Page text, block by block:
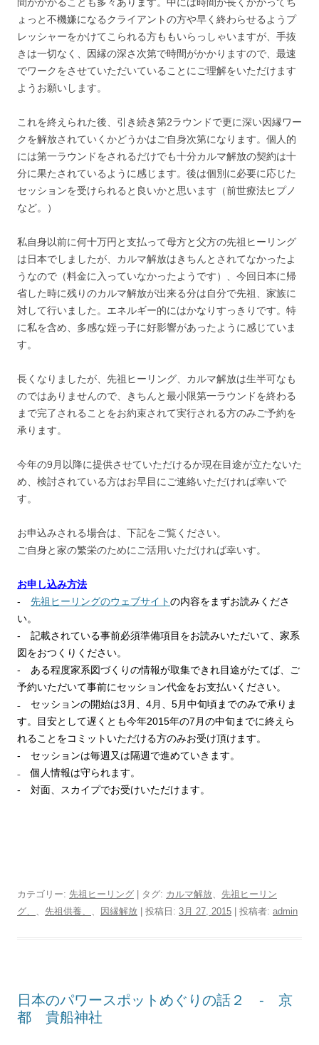
ょっと不機嫌になるクライアントの方や早く終わらせるようプ
レッシャーをかけてこられる方ももいらっしゃいますが、手抜
きは一切なく、因縁の深さ次第で時間がかかりますので、最速
でワークをさせていただいていることにご理解をいただけます
ようお願いします。
これを終えられた後、引き続き第2ラウンドで更に深い因縁ワー
クを解放されていくかどうかはご自身次第になります。個人的
には第一ラウンドをされるだけでも十分カルマ解放の契約は十
分に果たされているように感じます。後は個別に必要に応じた
セッションを受けられると良いかと思います（前世療法ヒプノ
など。）
私自身以前に何十万円と支払って母方と父方の先祖ヒーリング
は日本でしましたが、カルマ解放はきちんとされてなかったよ
うなので（料金に入っていなかったようです）、今回日本に帰
省した時に残りのカルマ解放が出来る分は自分で先祖、家族に
対して行いました。エネルギー的にはかなりすっきりです。特
に私を含め、多感な姪っ子に好影響があったように感じていま
す。
長くなりましたが、先祖ヒーリング、カルマ解放は生半可なも
のではありませんので、きちんと最小限第一ラウンドを終わる
まで完了されることをお約束されて実行される方のみご予約を
承ります。
今年の9月以降に提供させていただけるか現在目途が立たないた
め、検討されている方はお早目にご連絡いただければ幸いで
す。
お申込みされる場合は、下記をご覧ください。
ご自身と家の繁栄のためにご活用いただければ幸いす。
お申し込み方法
‐ 先祖ヒーリングのウェブサイトの内容をまずお読みくださ
い。
‐ 記載されている事前必須準備項目をお読みいただいて、家系
図をおつくりください。
‐ ある程度家系図づくりの情報が取集できれ目途がたてば、ご
予約いただいて事前にセッション代金をお支払いください。
₋ セッションの開始は3月、4月、5月中旬頃までのみで承りま
す。目安として遅くとも今年2015年の7月の中旬までに終えら
れることをコミットいただける方のみお受け頂けます。
‐ セッションは毎週又は隔週で進めていきます。
₋ 個人情報は守られます。
‐ 対面、スカイプでお受けいただけます。
カテゴリー: 先祖ヒーリング | タグ: カルマ解放、 先祖ヒーリン
グ、 、 先祖供養、 、 因縁解放 | 投稿日: 3月 27, 2015 投稿者: admin
日本のパワースポットめぐりの話２ - 京
都 貴船神社